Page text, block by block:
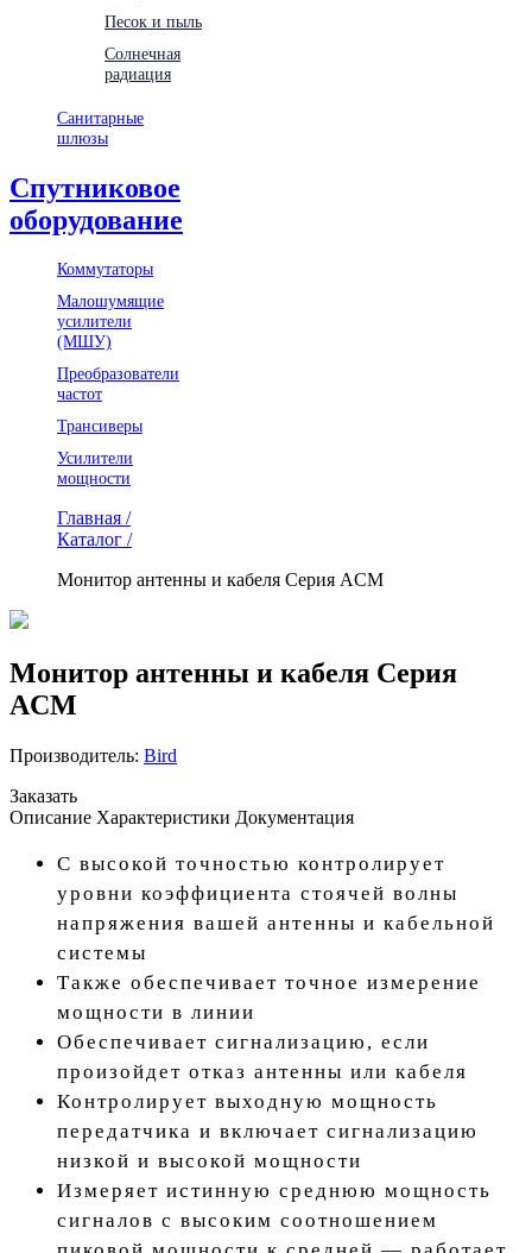
Песок и пыль
Солнечная
радиация
Санитарные
шлюзы
Спутниковое
оборудование
Коммутаторы
Малошумящие
усилители
(МШУ)
Преобразователи
частот
Трансиверы
Усилители
мощности
Главная /
Каталог /
Монитор антенны и кабеля Серия ACM
Монитор антенны и кабеля Серия
ACM
Производитель: Bird
Заказать
Описание Характеристики Документация
С высокой точностью контролирует
уровни коэффициента стоячей волны
напряжения вашей антенны и кабельной
системы
Также обеспечивает точное измерение
мощности в линии
Обеспечивает сигнализацию, если
произойдет отказ антенны или кабеля
Контролирует выходную мощность
передатчика и включает сигнализацию
низкой и высокой мощности
Измеряет истинную среднюю мощность
сигналов с высоким соотношением